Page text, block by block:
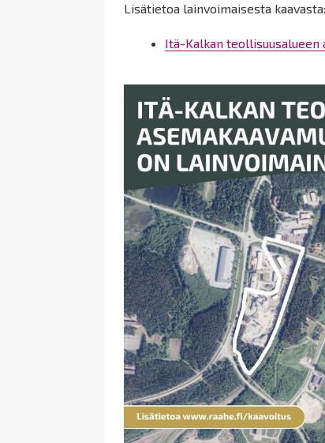
Lisätietoa lainvoimaisesta kaavasta:
Itä-Kalkan teollisuusalueen